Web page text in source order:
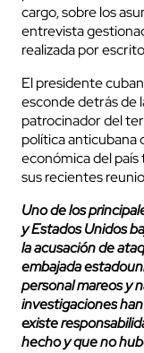
cargo, sobre los
entrevista
realizada por
El presidente
esconde detrás de
patrocinador del
política anticubana
económica del país
sus recientes
Uno de los
y Estados Unidos
la acusación de
embajada
personal mareos y
investigaciones
existe
hecho y que no